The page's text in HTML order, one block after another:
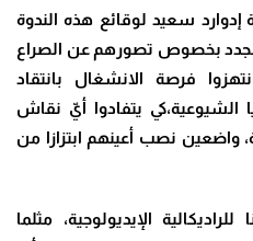
سعيد لوقائع هذه الندوة
بخصوص تصورهم عن الصراع
فرصة الانشغال بانتقاد
الشيوعية،كي يتفادوا أيّ نقاش
نصب أعينهم ابتزازا من
الإيديولوجية، مثلما